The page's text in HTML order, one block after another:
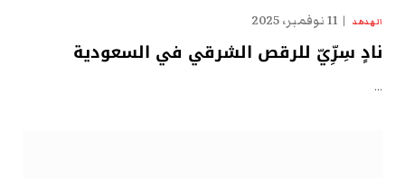
الهدهد 11 نوفمبر، 2025
نادٍ سِرِّيّ للرقص الشرقي في السعودية
…